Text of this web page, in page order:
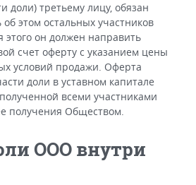
доли) третьему лицу, обязан
этом остальных участников
он должен направить
счет оферту с указанием цены
условий продажи. Оферта
доли в уставном капитале
всеми участниками
получения Обществом.
ООО внутри